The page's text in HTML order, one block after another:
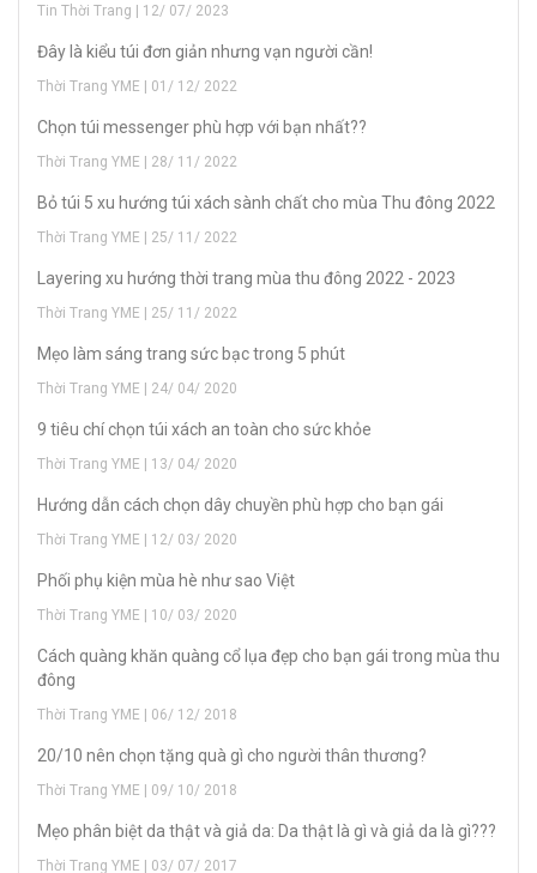
Tin Thời Trang | 12/ 07/ 2023
Đây là kiểu túi đơn giản nhưng vạn người cần!
Thời Trang YME | 01/ 12/ 2022
Chọn túi messenger phù hợp với bạn nhất??
Thời Trang YME | 28/ 11/ 2022
Bỏ túi 5 xu hướng túi xách sành chất cho mùa Thu đông 2022
Thời Trang YME | 25/ 11/ 2022
Layering xu hướng thời trang mùa thu đông 2022 - 2023
Thời Trang YME | 25/ 11/ 2022
Mẹo làm sáng trang sức bạc trong 5 phút
Thời Trang YME | 24/ 04/ 2020
9 tiêu chí chọn túi xách an toàn cho sức khỏe
Thời Trang YME | 13/ 04/ 2020
H­ướng dẫn cách chọn dây chuyền phù hợp cho bạn gái
Thời Trang YME | 12/ 03/ 2020
Phối phụ kiện mùa hè như sao Việt
Thời Trang YME | 10/ 03/ 2020
Cách quàng khăn quàng cổ lụa đẹp cho bạn gái trong mùa thu
đông
Thời Trang YME | 06/ 12/ 2018
20/10 nên chọn tặng quà gì cho người thân thương?
Thời Trang YME | 09/ 10/ 2018
Mẹo phân biệt da thật và giả da: Da thật là gì và giả da là gì???
Thời Trang YME | 03/ 07/ 2017